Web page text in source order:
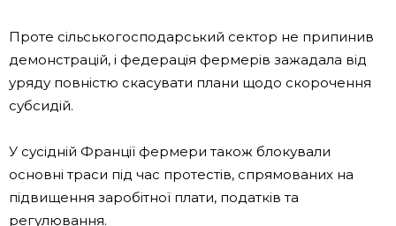
Проте сільськогосподарський сектор не припинив
демонстрацій, і федерація фермерів зажадала від
уряду повністю скасувати плани щодо скорочення
субсидій.
У сусідній Франції фермери також блокували
основні траси під час протестів, спрямованих на
підвищення заробітної плати, податків та
регулювання.